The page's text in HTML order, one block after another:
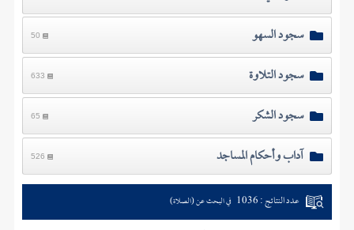
سجود السهو
50
سجود التلاوة 633
سجود الشكر 65
آداب وأحكام المساجد 526
عدد النتائج : 1036 في البحث عن (الصلاة)